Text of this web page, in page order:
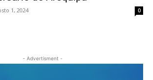
1, 2024 0
- Advertisment -